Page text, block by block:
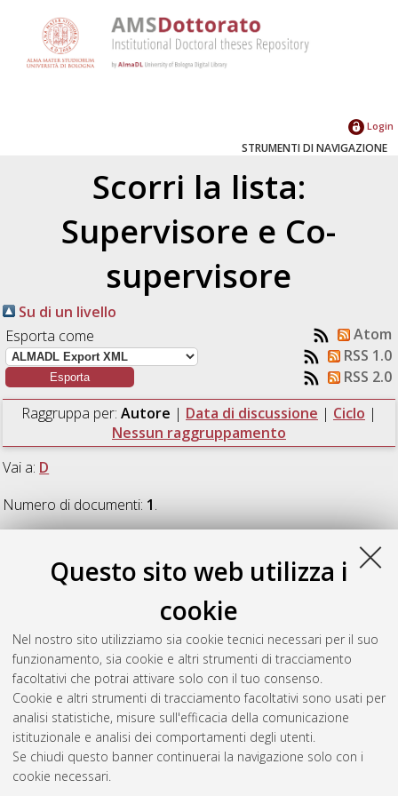
Questo sito web utilizza i
cookie
Nel nostro sito utilizziamo sia cookie tecnici necessari per il suo
funzionamento, sia cookie e altri strumenti di tracciamento
facoltativi che potrai attivare solo con il tuo consenso.
Cookie e altri strumenti di tracciamento facoltativi sono usati per
analisi statistiche, misure sull'efficacia della comunicazione
istituzionale e analisi dei comportamenti degli utenti.
Se chiudi questo banner continuerai la navigazione solo con i
cookie necessari.
Login
STRUMENTI DI NAVIGAZIONE
Scorri la lista:
Supervisore e Co-
supervisore
Su di un livello
Esporta come
Atom
RSS 1.0
RSS 2.0
Raggruppa per: Autore | Data di discussione | Ciclo |
Nessun raggruppamento
Vai a: D
Numero di documenti: 1.
(2012)The bursting behavior of gas
slugs: laboratory and analytical insights into Strombolian
volcanic eruptions., [Dissertation thesis], Alma Mater
Studiorum Università di Bologna. Dottorato di ricerca in
Geofisica, 24 Ciclo. DOI 10.6092/unibo/amsdottorato/4263.
Questa lista e' stata generata ilFri Aug 7 20:44:49 2026 CEST
Atom